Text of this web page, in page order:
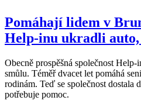
Pomáhají lidem v
Help-inu ukradli auto,
Obecně prospěšná společnost
smůlu. Téměř dvacet let pomáhá
rodinám. Teď se společnost dostala
potřebuje pomoc.